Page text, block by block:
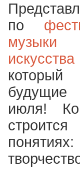
по
музыки
июля!